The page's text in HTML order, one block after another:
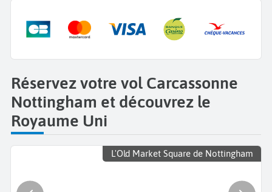
Réservez votre vol Carcassonne
Nottingham et découvrez le
Royaume Uni
L'Old Market Square de Nottingham